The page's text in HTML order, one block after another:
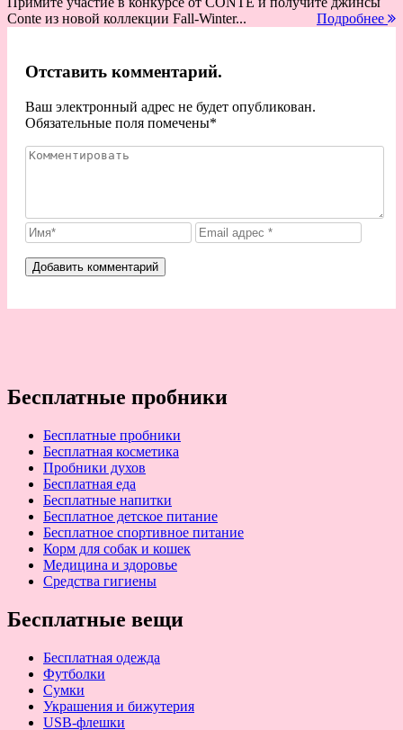
Conte из новой коллекции Fall-Winter...
Подробнее
Отставить комментарий.
Ваш электронный адрес не будет опубликован.
Обязательные поля помечены*
Бесплатные пробники
Бесплатные пробники
Бесплатная косметика
Пробники духов
Бесплатная еда
Бесплатные напитки
Бесплатное детское питание
Бесплатное спортивное питание
Корм для собак и кошек
Медицина и здоровье
Средства гигиены
Бесплатные вещи
Бесплатная одежда
Футболки
Сумки
Украшения и бижутерия
USB-флешки